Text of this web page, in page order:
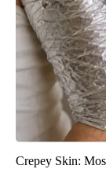
Crepey Skin: